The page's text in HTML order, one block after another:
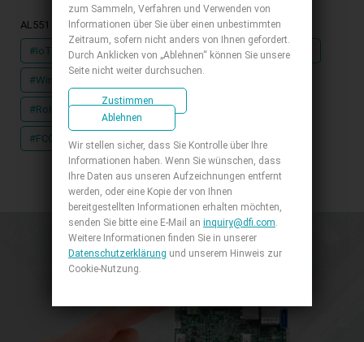
AL551 Verwandte Tags
#IoT #Intel #Lüfterloses Design #4K2K-Anzeige
#Windows
#RoHS Zertifizierungen #CE Zertifizierungen
#FCC Zertifizierungen #UKCA Zertifizierungen
zum Sammeln, Verfahren und Verwenden von
Informationen über Sie über einen unbestimmten
Zeitraum, sofern nicht anders von Ihnen gefordert.
Durch Anklicken von „Ablehnen“ können Sie unsere
Seite nicht weiter durchsuchen.
Zustimmen
Ablehnen
Wir stellen sicher, dass Sie Kontrolle über Ihre
Informationen haben. Wenn Sie wünschen, dass
Ihre Daten aus unseren Aufzeichnungen entfernt
werden, oder eine Kopie der von Ihnen
bereitgestellten Informationen erhalten möchten,
senden Sie bitte eine E-Mail an inquiry@dfi.com.
Weitere Informationen finden Sie in unserer
Datenschutzerklärung und unserem Hinweis zur
Cookie-Nutzung.